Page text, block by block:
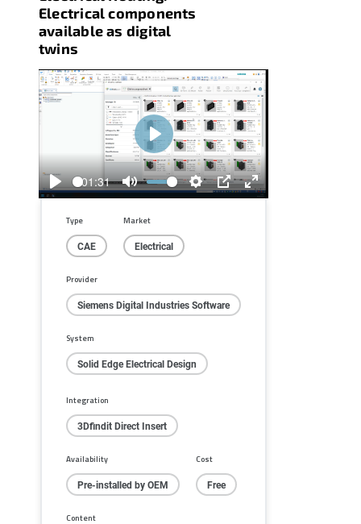
Electrical components
available as digital
twins
Play
01:31
Mute
Settings
PIP
Enter
Play
Type
CAE
Market
Electrical
Provider
Siemens Digital Industries Software
System
Solid Edge Electrical Design
Integration
3Dfindit Direct Insert
Availability
Pre-installed by OEM
Cost
Free
Content